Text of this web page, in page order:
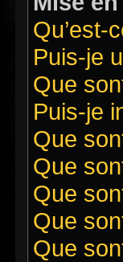
Qu’est-
Puis-je
Que
Puis-je
Que
Que
Que
Que
Que